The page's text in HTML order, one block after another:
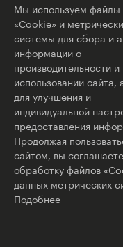
Мы используем файлы
«Cookie» и
системы для сбора и
информации о
производительности и
использовании сайта,
для улучшения и
индивидуальной
предоставления
Продолжая
сайтом, вы
обработку файлов
данных метрических
Подобнее